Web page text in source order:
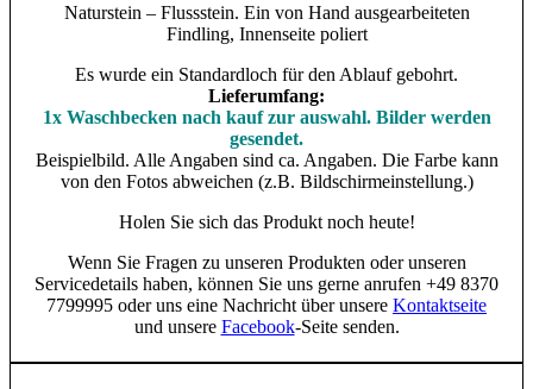
Naturstein – Flussstein. Ein von Hand ausgearbeiteten
Findling, Innenseite poliert
Es wurde ein Standardloch für den Ablauf gebohrt.
Lieferumfang:
1x Waschbecken nach kauf zur auswahl. Bilder werden
gesendet.
Beispielbild. Alle Angaben sind ca. Angaben. Die Farbe kann
von den Fotos abweichen (z.B. Bildschirmeinstellung.)
Holen Sie sich das Produkt noch heute!
Wenn Sie Fragen zu unseren Produkten oder unseren
Servicedetails haben, können Sie uns gerne anrufen +49 8370
7799995 oder uns eine Nachricht über unsere Kontaktseite
und unsere Facebook-Seite senden.